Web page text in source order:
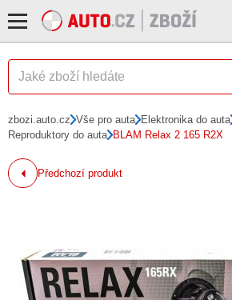
zbozi.auto.cz Vše pro auta Elektronika do auta
Reproduktory do auta BLAM Relax 2 165 R2X
Předchozí produkt